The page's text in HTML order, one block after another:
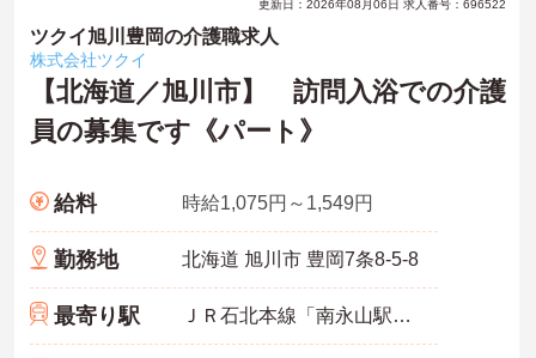
更新日：2026年08月06日 求人番号：696522
ツクイ旭川豊岡の介護職求人
株式会社ツクイ
【北海道／旭川市】 訪問入浴での介護
員の募集です《パート》
給料 時給1,075円～1,549円
勤務地 北海道 旭川市 豊岡7条8-5-8
最寄り駅 ＪＲ石北本線「南永山駅」バス・車7分